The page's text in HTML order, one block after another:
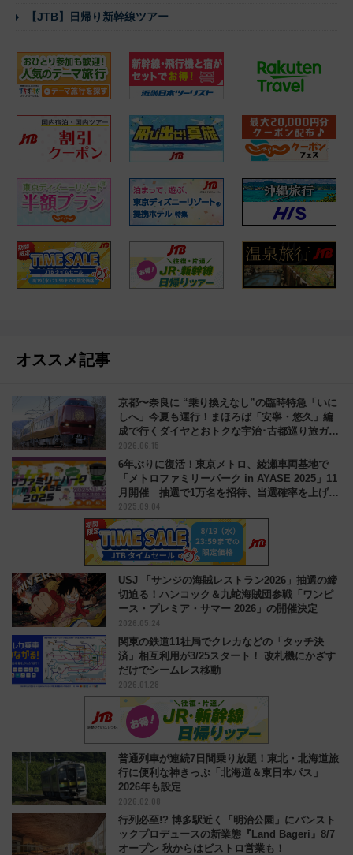
【JTB】日帰り新幹線ツアー
オススメ記事
京都〜奈良に “乗り換えなし”の臨時特急「いに
しへ」今夏も運行！まほろば「安寧・悠久」編
成で行くダイヤとおトクな宇治･古都巡り旅ガイ
ド
2026.06.15
6年ぶりに復活！東京メトロ、綾瀬車両基地で
「メトロファミリーパーク in AYASE 2025」11
月開催 抽選で1万名を招待、当選確率を上げる
コツは？
2025.09.04
USJ 「サンジの海賊レストラン2026」抽選の締
切迫る！ハンコック＆九蛇海賊団参戦「ワンピ
ース・プレミア・サマー 2026」の開催決定
2026.05.24
関東の鉄道11社局でクレカなどの「タッチ決
済」相互利用が3/25スタート！ 改札機にかざす
だけでシームレス移動
2026.01.28
普通列車が連続7日間乗り放題！東北・北海道旅
行に便利な神きっぷ「北海道＆東日本パス」
2026年も設定
2026.02.08
行列必至!? 博多駅近く「明治公園」にパンスト
ックプロデュースの新業態『Land Bageri』8/7
オープン 秋からはビストロ営業も！